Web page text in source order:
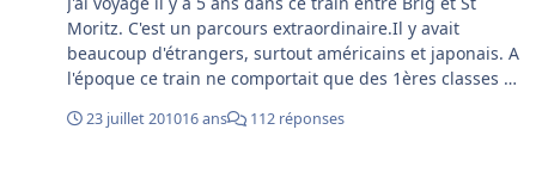
les détails. Quant à faire venir un remplaçant depuis
Lyon il y avait peut-être une solution plus rapide ? Je
pense que la SNCF a fait le calcul d'économiser sur les
réserves et les astreintes pour les conducteurs et les
réserves pour les locos; mais quand il y a un problème
Moritz. C'est un parcours extraordinaire.Il y avait
beaucoup d'étrangers, surtout américains et japonais. A
l'époque ce train ne comportait que des 1ères classes et
surclassement et la réservation. Maintenant la nouvelle
23 juillet 201016 ans 112 réponses